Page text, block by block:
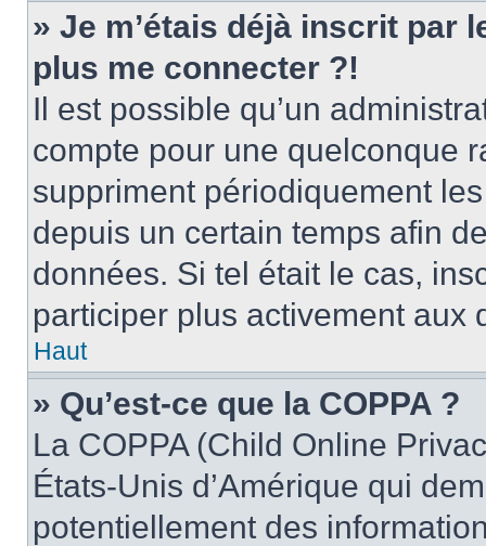
» Je m’étais déjà inscrit par
plus me connecter ?!
Il est possible qu’un
compte pour une quelconque
suppriment périodiquement
depuis un certain temps afin
données. Si tel était le cas,
participer plus activement aux
Haut
» Qu’est-ce que la COPPA ?
La COPPA (Child Online
États-Unis d’Amérique qui
potentiellement des